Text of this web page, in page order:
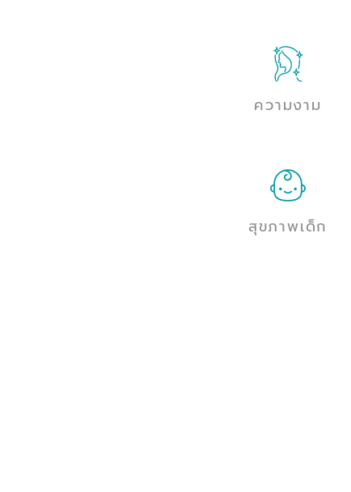
ความงาม
สุขภาพเด็ก